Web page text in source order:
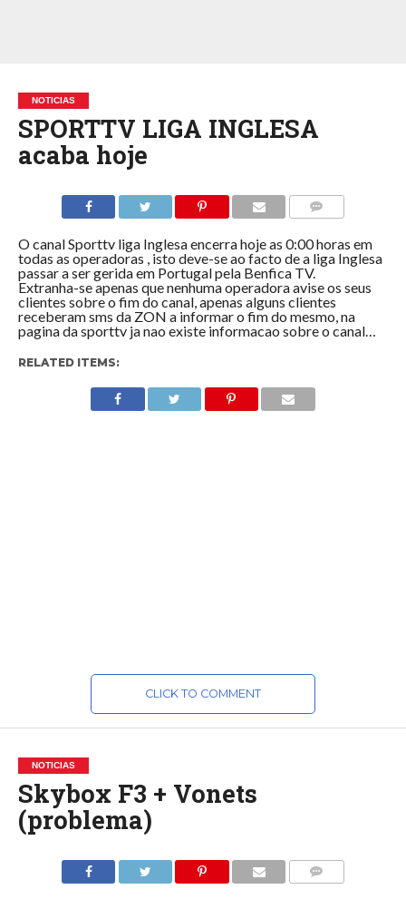
NOTICIAS
SPORTTV LIGA INGLESA
acaba hoje
COMMENTS
O canal Sporttv liga Inglesa encerra hoje as 0:00 horas em
todas as operadoras , isto deve-se ao facto de a liga Inglesa
passar a ser gerida em Portugal pela Benfica TV.
Extranha-se apenas que nenhuma operadora avise os seus
clientes sobre o fim do canal, apenas alguns clientes
receberam sms da ZON a informar o fim do mesmo, na
pagina da sporttv ja nao existe informacao sobre o canal…
RELATED ITEMS:
CLICK TO COMMENT
NOTICIAS
Skybox F3 + Vonets
(problema)
COMMENTS